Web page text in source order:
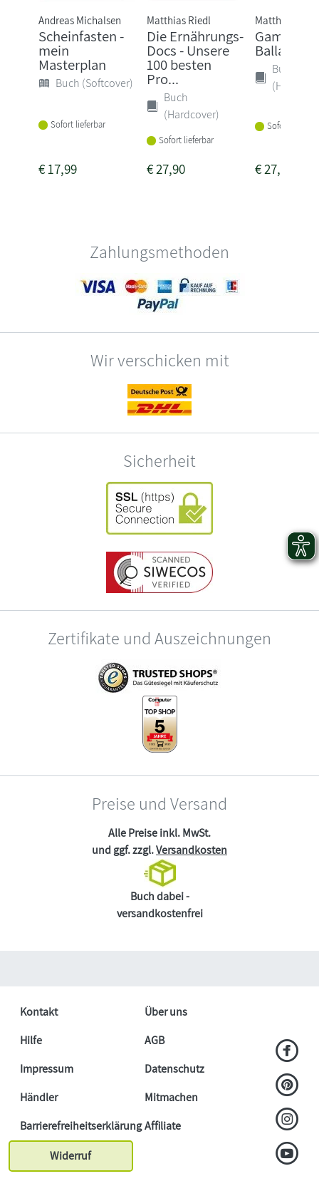
Andreas Michalsen
Scheinfasten -
mein
Masterplan
Buch (Softcover)
Sofort lieferbar
€17,99
Matthias Riedl
Die Ernährungs-
Docs - Unsere
100 besten
Pro...
Buch
(Hardcover)
Sofort lieferbar
€27,90
Matthias Riedl
Buch
Sofort
€27,00
Zahlungsmethoden
Wir verschicken mit
Sicherheit
Zertifikate und Auszeichnungen
Preise und Versand
Alle Preise inkl. MwSt.
und ggf. zzgl.Versandkosten
Buch dabei -
versandkostenfrei
Kontakt
Über uns
Hilfe
AGB
Impressum
Datenschutz
Händler
Mitmachen
BarrierefreiheitserklärungAffiliate
Widerruf